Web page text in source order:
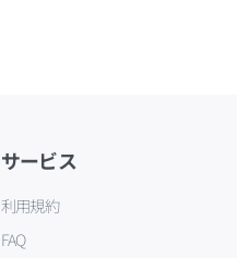
サービス
利用規約
FAQ